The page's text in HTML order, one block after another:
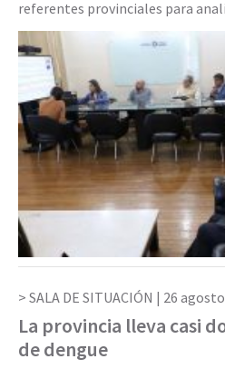
referentes provinciales para
SALA DE SITUACIÓN | 26
La provincia lleva casi
de dengue